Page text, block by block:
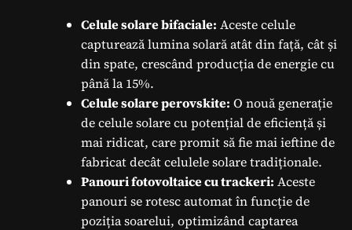
Celule solare bifaciale: Aceste celule
capturează lumina solară atât din față, cât și
din spate, crescând producția de energie cu
până la 15%.
Celule solare perovskite: O nouă generație
de celule solare cu potențial de eficiență și
mai ridicat, care promit să fie mai ieftine de
fabricat decât celulele solare tradiționale.
Panouri fotovoltaice cu trackeri: Aceste
panouri se rotesc automat în funcție de
poziția soarelui, optimizând captarea